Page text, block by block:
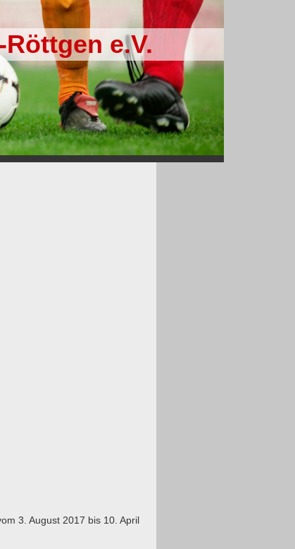
e.V.
3. August 2017 bis 10. April